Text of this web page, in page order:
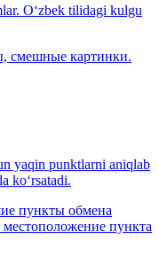
O‘zbek tilidagi kulgu
смешные картинки.
yaqin punktlarni aniqlab
ko‘rsatadi.
пункты обмена
пункта